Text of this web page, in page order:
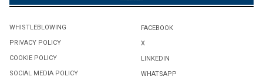
WHISTLEBLOWING
PRIVACY POLICY
COOKIE POLICY
SOCIAL MEDIA POLICY
FACEBOOK
X
LINKEDIN
WHATSAPP